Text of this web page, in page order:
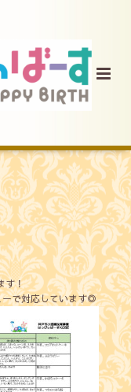
す！
ーで対応しています◎